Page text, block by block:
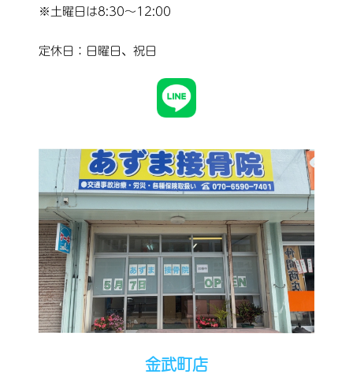
※土曜日は8:30〜12:00
定休日：日曜日、祝日
金武町店